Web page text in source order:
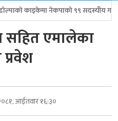
गाउँ समिति गठन
सहित एमालेका
आईतवार १६:३०